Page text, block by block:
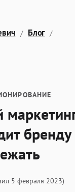
Блог
5 февраля 2023)